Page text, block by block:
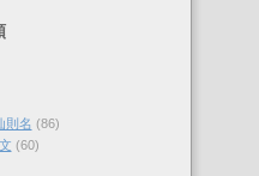
則名 (86)
(60)